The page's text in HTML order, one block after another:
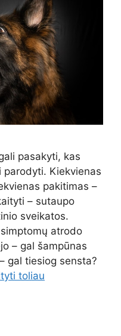
pasakyti, kas
parodyti. Kiekvienas
pakitimas –
– sutaupo
sveikatos.
atrodo
– gal šampūnas
gal tiesiog sensta?
toliau